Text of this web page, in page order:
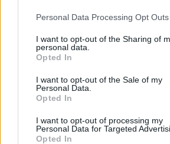
Please note that this website/app uses
not limited to your visit or usage
grant or deny consent to Google and its
use your data for below specified
consent section.
Personal Data Processing Opt Outs
I want to opt-out of the Sharing of
personal data.
Opted In
I want to opt-out of the Sale of my
Personal Data.
Opted In
I want to opt-out of processing my
Personal Data for Targeted
Opted In
elsősorban a vörösborok
ám felkészültek a nyári forró
pinot gris narancsbor,
egészíti ki a kínálatot a
mellett.